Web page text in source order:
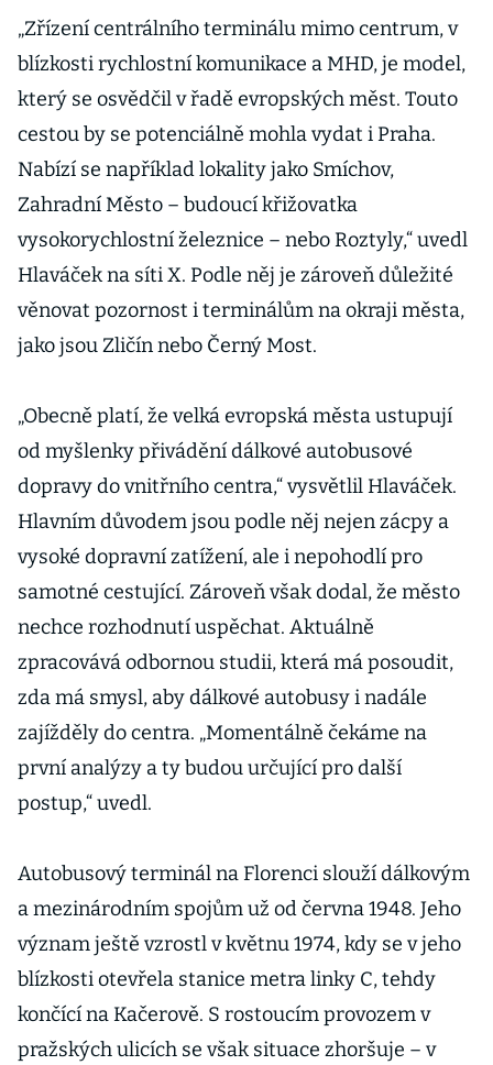
„Zřízení centrálního terminálu mimo centrum, v
blízkosti rychlostní komunikace a MHD, je model,
který se osvědčil v řadě evropských měst. Touto
cestou by se potenciálně mohla vydat i Praha.
Nabízí se například lokality jako Smíchov,
Zahradní Město – budoucí křižovatka
vysokorychlostní železnice – nebo Roztyly,“ uvedl
Hlaváček na síti X. Podle něj je zároveň důležité
věnovat pozornost i terminálům na okraji města,
jako jsou Zličín nebo Černý Most.
„Obecně platí, že velká evropská města ustupují
od myšlenky přivádění dálkové autobusové
dopravy do vnitřního centra,“ vysvětlil Hlaváček.
Hlavním důvodem jsou podle něj nejen zácpy a
vysoké dopravní zatížení, ale i nepohodlí pro
samotné cestující. Zároveň však dodal, že město
nechce rozhodnutí uspěchat. Aktuálně
zpracovává odbornou studii, která má posoudit,
zda má smysl, aby dálkové autobusy i nadále
zajížděly do centra. „Momentálně čekáme na
první analýzy a ty budou určující pro další
postup,“ uvedl.
Autobusový terminál na Florenci slouží dálkovým
a mezinárodním spojům už od června 1948. Jeho
význam ještě vzrostl v květnu 1974, kdy se v jeho
blízkosti otevřela stanice metra linky C, tehdy
končící na Kačerově. S rostoucím provozem v
pražských ulicích se však situace zhoršuje – v